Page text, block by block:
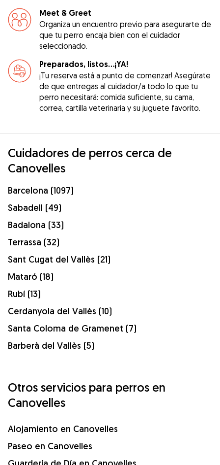
Meet & Greet
Organiza un encuentro previo para asegurarte de
que tu perro encaja bien con el cuidador
seleccionado.
Preparados, listos...¡YA!
¡Tu reserva está a punto de comenzar! Asegúrate
de que entregas al cuidador/a todo lo que tu
perro necesitará: comida suficiente, su cama,
correa, cartilla veterinaria y su juguete favorito.
Cuidadores de perros cerca de
Canovelles
Barcelona (1097)
Sabadell (49)
Badalona (33)
Terrassa (32)
Sant Cugat del Vallès (21)
Mataró (18)
Rubí (13)
Cerdanyola del Vallès (10)
Santa Coloma de Gramenet (7)
Barberà del Vallès (5)
Otros servicios para perros en
Canovelles
Alojamiento en Canovelles
Paseo en Canovelles